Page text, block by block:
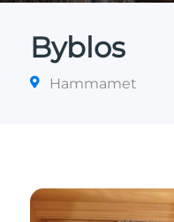
Byblos
Hammamet